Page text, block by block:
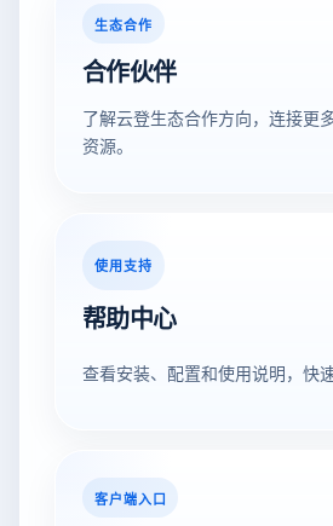
生态合作
合作伙伴
了解云登生态合作方向，连接更
资源。
使用支持
帮助中心
查看安装、配置和使用说明，快
客户端入口